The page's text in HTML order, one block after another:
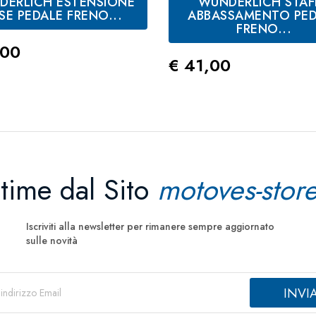
PEDALE FRENO... ABBASSAMENTO
FRENO...
Prezzo
€ 41,00
dal Sito motoves-
Iscriviti alla newsletter per rimanere sempre aggiornato
sulle novità